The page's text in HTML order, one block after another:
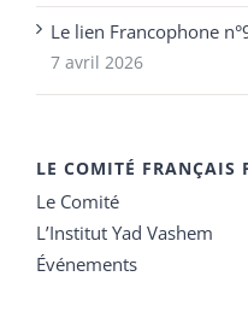
Le lien Francophone
7 avril 2026
LE COMITÉ FRANÇAIS
Le Comité
L’Institut Yad Vashem
Événements